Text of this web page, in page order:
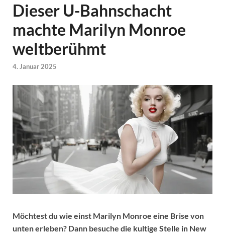
Dieser U-Bahnschacht
machte Marilyn Monroe
weltberühmt
4. Januar 2025
Möchtest du wie einst Marilyn Monroe eine Brise von
unten erleben? Dann besuche die kultige Stelle in New